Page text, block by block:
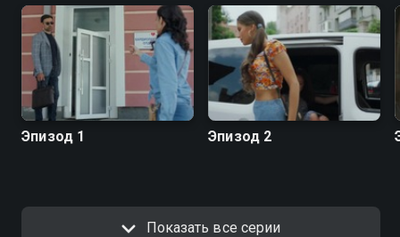
Эпизод 1 Эпизод 2
Показать все серии